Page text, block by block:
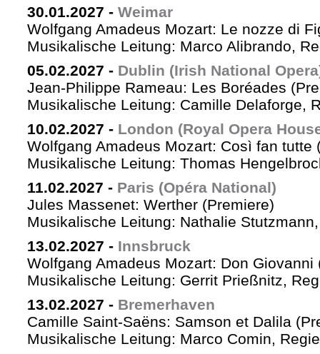
30.01.2027 - Weimar
Wolfgang Amadeus Mozart: Le nozze di
Musikalische Leitung: Marco Alibrando,
05.02.2027 - Dublin (Irish National
Jean-Philippe Rameau: Les Boréades
Musikalische Leitung: Camille Delaforge,
10.02.2027 - London (Royal Opera
Wolfgang Amadeus Mozart: Così fan tutte
Musikalische Leitung: Thomas
11.02.2027 - Paris (Opéra National)
Jules Massenet: Werther (Premiere)
Musikalische Leitung: Nathalie
13.02.2027 - Innsbruck
Wolfgang Amadeus Mozart: Don Giovanni
Musikalische Leitung: Gerrit Prießnitz,
13.02.2027 - Bremerhaven
Camille Saint-Saëns: Samson et Dalila
Musikalische Leitung: Marco Comin,